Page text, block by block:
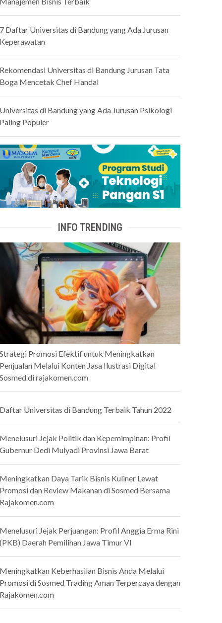
Daftar Universitas di Bandung yang Ada Jurusan
Universitas di Bandung Jurusan Tata
Mencetak Chef Handal
di Bandung yang Ada Jurusan Psikologi
Populer
INFO TRENDING
Promosi Efektif untuk Meningkatkan
Melalui Konten Jasa Ilustrasi Digital
di rajakomen.com
Universitas di Bandung Terbaik Tahun 2022
Jejak Politik dan Kepemimpinan: Profil
Dedi Mulyadi Provinsi Jawa Barat
Daya Tarik Bisnis Kuliner Lewat
dan Review Makanan di Sosmed Bersama
Jejak Perjuangan: Profil Anggia Erma Rini
Daerah Pemilihan Jawa Timur VI
Keberhasilan Bisnis Anda Melalui
di Sosmed Trading Aman Terpercaya dengan